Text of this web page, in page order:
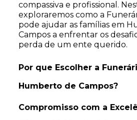
compassiva e profissional.
exploraremos como a
pode ajudar as famílias em
Campos a enfrentar os
perda de um ente querido.
Por que Escolher a
Humberto de Campos?
Compromisso com a